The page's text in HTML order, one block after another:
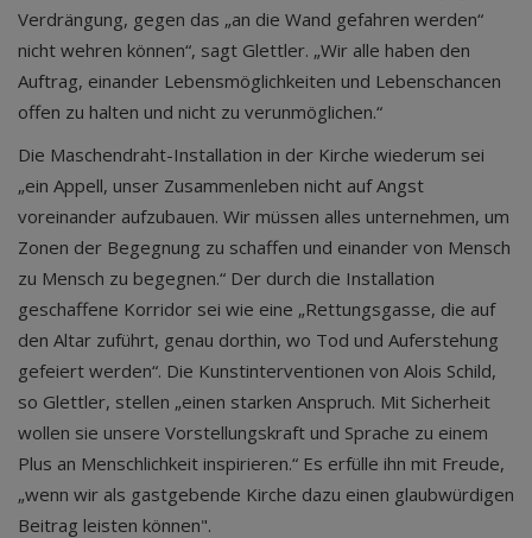
Verdrängung, gegen das „an die Wand gefahren werden“
nicht wehren können“, sagt Glettler. „Wir alle haben den
Auftrag, einander Lebensmöglichkeiten und Lebenschancen
offen zu halten und nicht zu verunmöglichen.“
Die Maschendraht-Installation in der Kirche wiederum sei
„ein Appell, unser Zusammenleben nicht auf Angst
voreinander aufzubauen. Wir müssen alles unternehmen, um
Zonen der Begegnung zu schaffen und einander von Mensch
zu Mensch zu begegnen.“ Der durch die Installation
geschaffene Korridor sei wie eine „Rettungsgasse, die auf
den Altar zuführt, genau dorthin, wo Tod und Auferstehung
gefeiert werden“. Die Kunstinterventionen von Alois Schild,
so Glettler, stellen „einen starken Anspruch. Mit Sicherheit
wollen sie unsere Vorstellungskraft und Sprache zu einem
Plus an Menschlichkeit inspirieren.“ Es erfülle ihn mit Freude,
„wenn wir als gastgebende Kirche dazu einen glaubwürdigen
Beitrag leisten können".